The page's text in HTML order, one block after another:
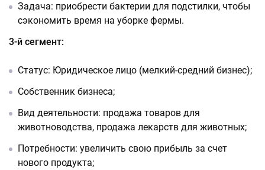
Задача: приобрести бактерии для подстилки, чтобы
сэкономить время на уборке фермы.
3-й сегмент:
Статус: Юридическое лицо (мелкий-средний бизнес);
Собственник бизнеса;
Вид деятельности: продажа товаров для
животноводства, продажа лекарств для животных;
Потребности: увеличить свою прибыль за счет
нового продукта;